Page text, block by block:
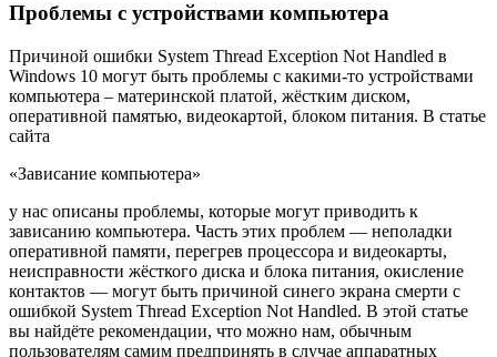
Проблемы с устройствами компьютера
Причиной ошибки System Thread Exception Not Handled в
Windows 10 могут быть проблемы с какими-то устройствами
компьютера – материнской платой, жёстким диском,
оперативной памятью, видеокартой, блоком питания. В статье
сайта
«Зависание компьютера»
у нас описаны проблемы, которые могут приводить к
зависанию компьютера. Часть этих проблем — неполадки
оперативной памяти, перегрев процессора и видеокарты,
неисправности жёсткого диска и блока питания, окисление
контактов — могут быть причиной синего экрана смерти с
ошибкой System Thread Exception Not Handled. В этой статье
вы найдёте рекомендации, что можно нам, обычным
пользователям самим предпринять в случае аппаратных